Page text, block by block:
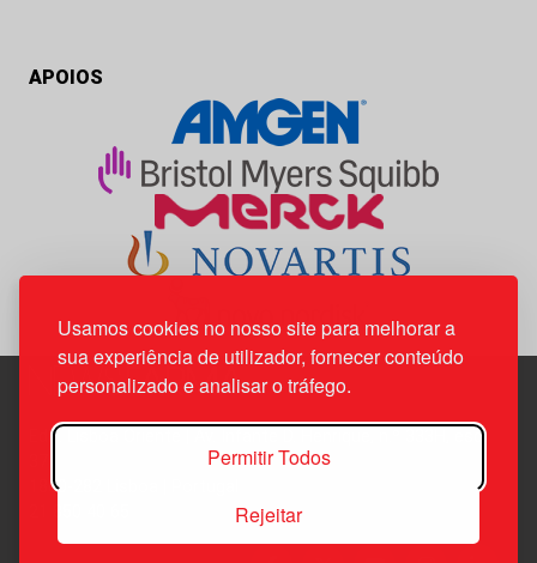
Usamos cookies no nosso site para melhorar a
sua experiência de utilizador, fornecer conteúdo
personalizado e analisar o tráfego.
Permitir Todos
Rejeitar
APOIOS
Edif. Lisboa Oriente | Av. Infante D. Henrique, n.º 333H, esc.
1800-282 Lisboa | Portugal